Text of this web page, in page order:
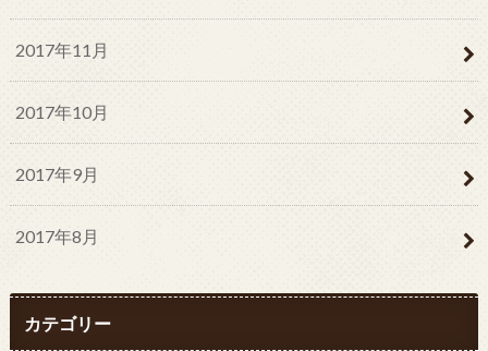
2017年11月
2017年10月
2017年9月
2017年8月
カテゴリー